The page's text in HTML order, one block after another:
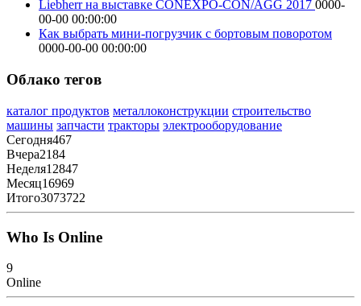
Liebherr на выставке CONEXPO-CON/AGG 2017 0000-
00-00 00:00:00
Как выбрать мини-погрузчик с бортовым поворотом
0000-00-00 00:00:00
Облако тегов
каталог продуктов металлоконструкции строительство
машины запчасти тракторы электрооборудование
Сегодня467
Вчера2184
Неделя12847
Месяц16969
Итого3073722
Who Is Online
9
Online